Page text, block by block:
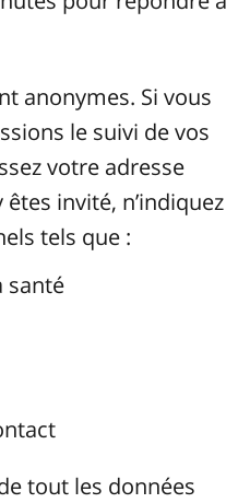
anonymes. Si vous
le suivi de vos
votre adresse
invité, n’indiquez
tels que :
santé
tout les données